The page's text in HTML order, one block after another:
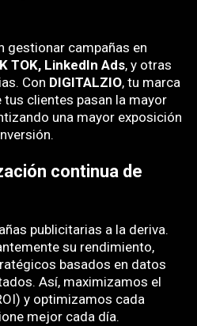
gestionar campañas en
TOK, LinkedIn Ads, y otras
Con DIGITALZIO, tu marca
clientes pasan la mayor
una mayor exposición
continua de
publicitarias a la deriva.
su rendimiento,
basados en datos
Así, maximizamos el
y optimizamos cada
mejor cada día.